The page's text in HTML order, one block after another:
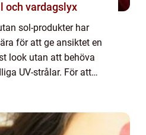
och vardagslyx
sol-produkter har
för att ge ansiktet en
look utan att behöva
UV-strålar. För att